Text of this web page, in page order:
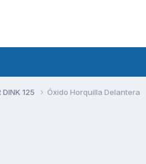
DINK 125 Óxido Horquilla Delantera